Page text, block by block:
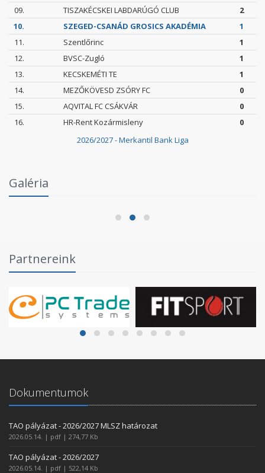
2026/2027 - Merkantil Bank Liga
09. TISZAKÉCSKEI LABDARÚGÓ CLUB
2
10.
SZEGED-CSANÁD GROSICS AKADÉMIA
1
11.
Szentlőrinc
1
12.
BVSC-Zugló
1
13.
KECSKEMÉTI TE
1
14.
MEZŐKÖVESD ZSÓRY FC
0
15.
AQVITAL FC CSÁKVÁR
0
16.
HR-Rent Kozármisleny 0
Galéria
Fórumban
2026.06.03.
Partnereink
Dokumentumok
TAO pályázat - 2026/2027 MLSZ határozat
2026.05.14. | pdf | 274,77 Kb
TAO pályázat - 2026/2027
2026.05.14. | pdf | 522,14 Kb